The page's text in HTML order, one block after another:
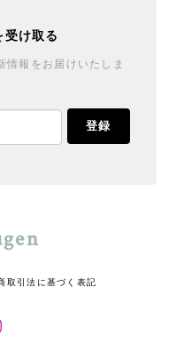
受け取る
情報をお届けいたしま
登録
取引法に基づく表記